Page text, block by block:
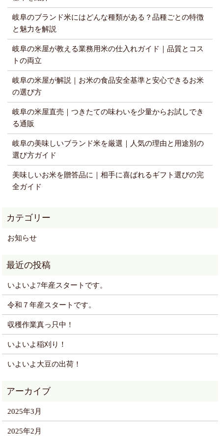
岐阜のブランド米にはどんな種類がある？品種ごとの特徴
と魅力を解説
岐阜の米屋が教える業務用米の仕入れガイド｜品質とコス
トの両立
岐阜の米屋が解説｜お米の食品安全基準と安心できるお米
の選び方
岐阜の米屋直売｜つきたての味わいを少量からお試しでき
る通販
岐阜の美味しいブランド米を厳選｜人気の理由と用途別の
選び方ガイド
美味しいお米を贈答品に｜相手に喜ばれるギフト選びの完
全ガイド
お知らせ
いよいよ7年産スタートです。
令和７年産スタートです。
収穫作業真っ只中！
いよいよ稲刈り！
いよいよ大豆の出荷！
2025年3月
2025年2月